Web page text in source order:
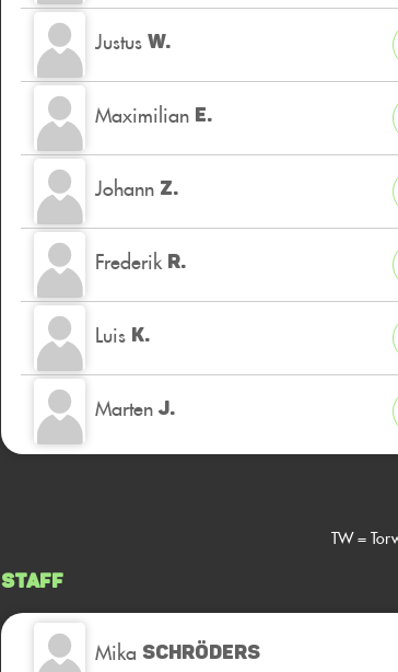
Justus W.
Maximilian E.
Johann Z.
Frederik R.
Luis K.
Marten J.
TW =
Staff
Mika SCHRÖDERS